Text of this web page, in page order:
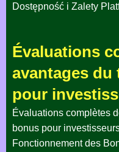
Dostępność i Zalety
Évaluations
avantages
pour
Évaluations complètes
bonus pour
Fonctionnement des